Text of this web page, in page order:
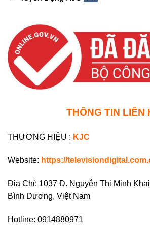
THÔNG TIN LIÊN
THƯƠNG HIỆU : KJC
Website: https://
Địa Chỉ: 1037 Đ. Nguyễn Thị Minh
Bình Dương, Việt Nam
Hotline: 0914880971